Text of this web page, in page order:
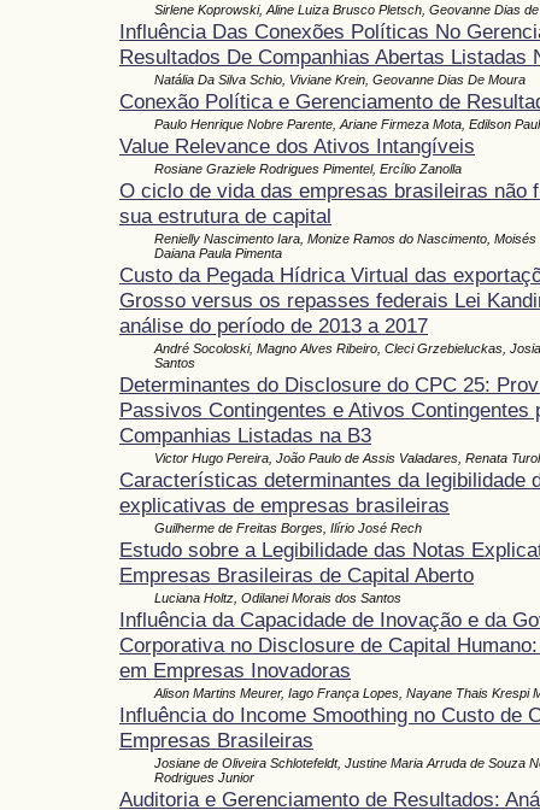
Sirlene Koprowski, Aline Luiza Brusco Pletsch, Geovanne Dias
Influência Das Conexões Políticas No
Resultados De Companhias Abertas Listadas
Natália Da Silva Schio, Viviane Krein, Geovanne Dias De Moura
Conexão Política e Gerenciamento de
Paulo Henrique Nobre Parente, Ariane Firmeza Mota, Edilson
Value Relevance dos Ativos Intangíveis
Rosiane Graziele Rodrigues Pimentel, Ercílio Zanolla
O ciclo de vida das empresas brasileiras não
sua estrutura de capital
Renielly Nascimento Iara, Monize Ramos do Nascimento,
Daiana Paula Pimenta
Custo da Pegada Hídrica Virtual das
Grosso versus os repasses federais Lei
análise do período de 2013 a 2017
André Socoloski, Magno Alves Ribeiro, Cleci Grzebieluckas,
Santos
Determinantes do Disclosure do CPC 25:
Passivos Contingentes e Ativos Contingentes
Companhias Listadas na B3
Victor Hugo Pereira, João Paulo de Assis Valadares, Renata
Características determinantes da legibilidade
explicativas de empresas brasileiras
Guilherme de Freitas Borges, Ilírio José Rech
Estudo sobre a Legibilidade das Notas
Empresas Brasileiras de Capital Aberto
Luciana Holtz, Odilanei Morais dos Santos
Influência da Capacidade de Inovação e da
Corporativa no Disclosure de Capital
em Empresas Inovadoras
Alison Martins Meurer, Iago França Lopes, Nayane Thais Krespi
Influência do Income Smoothing no Custo de
Empresas Brasileiras
Josiane de Oliveira Schlotefeldt, Justine Maria Arruda de Souza
Rodrigues Junior
Auditoria e Gerenciamento de Resultados: